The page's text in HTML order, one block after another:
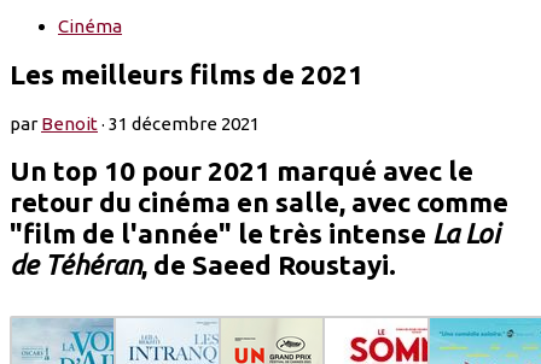
Cinéma
Les meilleurs films de 2021
parBenoit· 31 décembre 2021
Un top 10 pour 2021 marqué avec le
retour du cinéma en salle, avec comme
"film de l'année" le très intense La Loi
de Téhéran, de Saeed Roustayi.